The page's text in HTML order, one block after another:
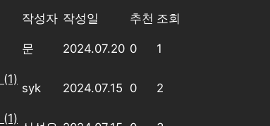
작성자 작성일 추천 조회
문 2024.07.20 0 1
(1)
syk 2024.07.15 0 2
(1)